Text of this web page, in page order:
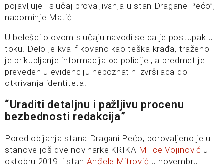
pojavljuje i slučaj provaljivanja u stan Dragane Pećo”,
napominje Matić.
U belešci o ovom slučaju navodi se da je postupak u
toku. Delo je kvalifikovano kao teška krađa, traženo
je prikupljanje informacija od policije , a predmet je
preveden u evidenciju nepoznatih izvršilaca do
otkrivanja identiteta.
“Uraditi detaljnu i pažljivu procenu
bezbednosti redakcija”
Pored obijanja stana Dragani Pećo, porovaljeno je u
stanove još dve novinarke KRIKA Milice Vojinović u
oktobru 2019. i stan Anđele Mitrović u novembru